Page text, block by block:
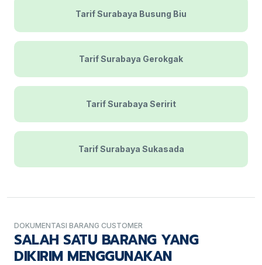
Tarif Surabaya Busung Biu
Tarif Surabaya Gerokgak
Tarif Surabaya Seririt
Tarif Surabaya Sukasada
DOKUMENTASI BARANG CUSTOMER
SALAH SATU BARANG YANG
DIKIRIM MENGGUNAKAN